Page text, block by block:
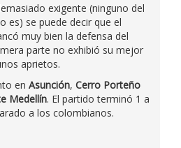
exigente (ninguno del
es) se puede decir que el
muy bien la defensa del
parte no exhibió su mejor
aprietos.
en Asunción, Cerro Porteño
Medellín. El partido terminó 1 a
a los colombianos.